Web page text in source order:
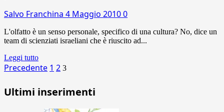
Salvo Franchina 4 Maggio 20100
L'olfatto è un senso personale, specifico di una cultura? No, dice un
team di scienziati israeliani che è riuscito ad...
Leggi tutto
Paginazione
degli
articoli
Precedente 1 2 3
Ultimi inserimenti